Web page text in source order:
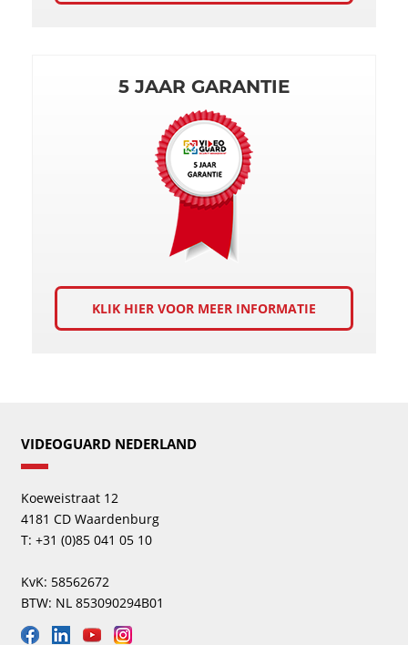
5 JAAR GARANTIE
KLIK HIER VOOR MEER INFORMATIE
VIDEOGUARD NEDERLAND
Koeweistraat 12
4181 CD Waardenburg
T: +31 (0)85 041 05 10
KvK: 58562672
BTW: NL 853090294B01